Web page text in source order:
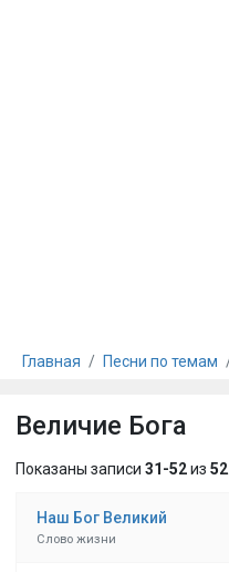
Главная Песни по темам
Величие Бога
Показаны записи 31-52из 52
Наш Бог Великий
Слово жизни